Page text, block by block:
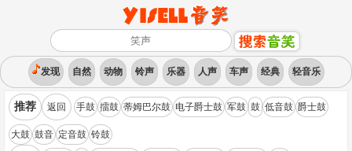
发现 自然 动物 铃声 乐器 人声 车声 经典 轻音乐
推荐 返回 手鼓 擂鼓 蒂姆巴尔鼓 电子爵士鼓 军鼓 鼓 低音鼓 爵士鼓
大鼓 鼓音 定音鼓 铃鼓